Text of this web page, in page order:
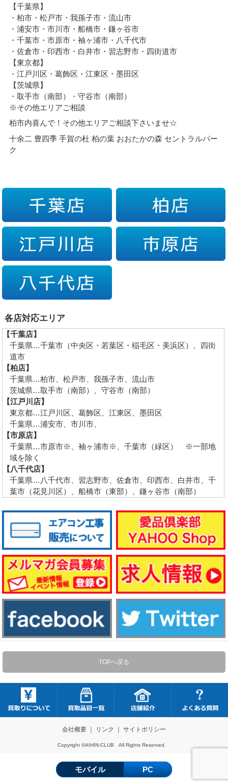
【千葉県】
・柏市・松戸市・我孫子市・流山市
・浦安市・市川市・船橋市・鎌ヶ谷市
・千葉市・市原市・袖ヶ浦市・八千代市
・佐倉市・印西市・白井市・習志野市・四街道市
【東京都】
・江戸川区・葛飾区・江東区・墨田区
【茨城県】
・取手市（南部）・守谷市（南部）
※その他エリアご相談
柏市内喜んで！その他エリアご相談下さいませ☆
十余二 豊四季 手賀の杜 柏の葉 おおたかの森 セントラルパー
ク
各店対応エリア
【千葉店】
千葉県…千葉市（中央区・若葉区・稲毛区・美浜区）、四街
道市
【柏店】
千葉県…柏市、松戸市、我孫子市、流山市
茨城県…取手市（南部）、守谷市（南部）
【江戸川店】
東京都…江戸川区、葛飾区、江東区、墨田区
千葉県…浦安市、市川市、
【市原店】
千葉県…市原市※、袖ヶ浦市※、千葉市（緑区） ※一部地
域を除く
【八千代店】
千葉県…八千代市、習志野市、佐倉市、印西市、白井市、千
葉市（花見川区）、船橋市（東部）、鎌ヶ谷市（南部）
TOPへ戻る
会社概要｜ リンク サイトポリシー
Copyright ©AIHIN-CLUB All Rights Reserved.
モバイル PC